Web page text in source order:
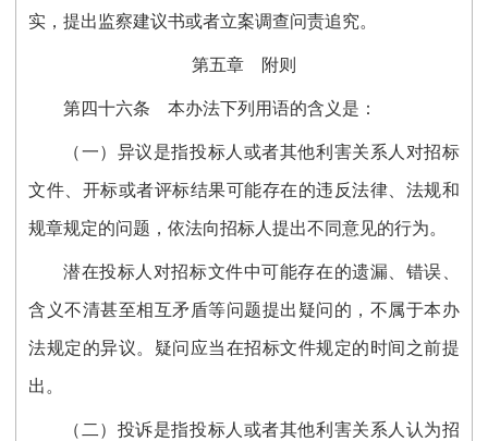
实，提出监察建议书或者立案调查问责追究。
第五章 附则
第四十六条 本办法下列用语的含义是 ：
（一）异议是指投标人或者其他利害关系人对招标
文件、开标或者评标结果可能存在的违反法律、法规和
规章规定的问题，依法向招标人提出不同意见的行为。
潜在投标人对招标文件中可能存在的遗漏、错误、
含义不清甚至相互矛盾等问题提出疑问的，不属于本办
法规定的异议。疑问应当在招标文件规定的时间之前提
出。
（二）投诉是指投标人或者其他利害关系人认为招